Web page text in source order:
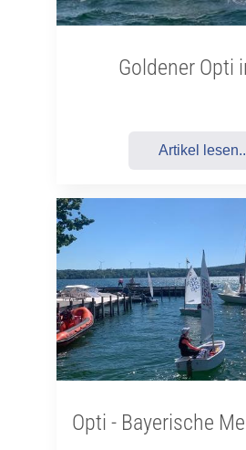
Goldener Opti
Artikel
Opti - Bayerische